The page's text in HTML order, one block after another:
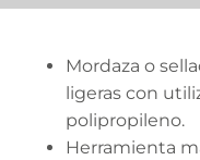
Mordaza o
ligeras con
polipropileno.
Herramienta